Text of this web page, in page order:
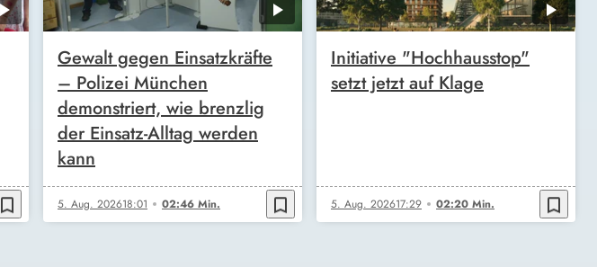
bookmark_border
Gewalt gegen Einsatzkräfte
– Polizei München
demonstriert, wie brenzlig
der Einsatz-Alltag werden
kann
5. Aug. 202618:01 02:46 Min. bookmark_border
Initiative "Hochhausstop"
setzt jetzt auf Klage
5. Aug. 202617:29 02:20 Min. bookmark_border